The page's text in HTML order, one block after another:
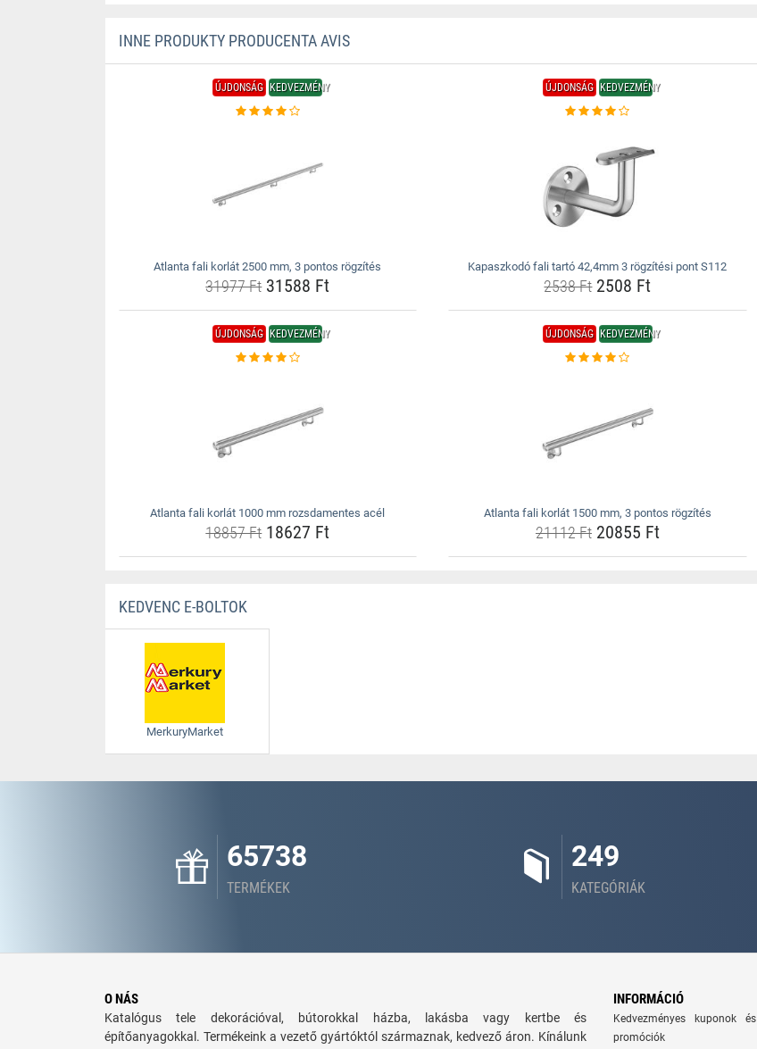
INNE PRODUKTY PRODUCENTA AVIS
ÚJDONSÁG KEDVEZMÉNY
Atlanta fali korlát 2500 mm, 3 pontos rögzítés
31977 Ft31588 Ft
ÚJDONSÁG KEDVEZMÉNY
Kapaszkodó fali tartó 42,4mm 3 rögzítési pont S112
2538 Ft2508 Ft
ÚJDONSÁG KEDVEZMÉNY
Atlanta fali korlát 1000 mm rozsdamentes acél
18857 Ft18627 Ft
ÚJDONSÁG KEDVEZMÉNY
Atlanta fali korlát 1500 mm, 3 pontos rögzítés
21112 Ft20855 Ft
KEDVENC E-BOLTOK
MerkuryMarket
65738
TERMÉKEK
249
KATEGÓRIÁK
O NÁS
Katalógus tele dekorációval, bútorokkal házba, lakásba vagy kertbe és
építőanyagokkal. Termékeink a vezető gyártóktól származnak, kedvező áron. Kínálunk
INFORMÁCIÓ
Kedvezményes kuponok és
promóciók